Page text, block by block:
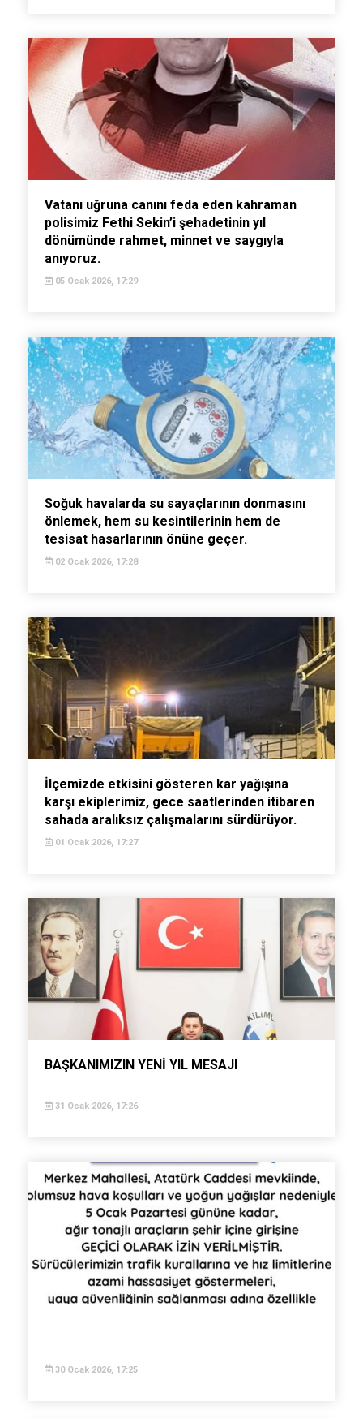
Vatanı uğruna canını feda eden kahraman
polisimiz Fethi Sekin’i şehadetinin yıl
dönümünde rahmet, minnet ve saygıyla
anıyoruz.
05 Ocak 2026, 17:29
Soğuk havalarda su sayaçlarının donmasını
önlemek, hem su kesintilerinin hem de
tesisat hasarlarının önüne geçer.
02 Ocak 2026, 17:28
İlçemizde etkisini gösteren kar yağışına
karşı ekiplerimiz, gece saatlerinden itibaren
sahada aralıksız çalışmalarını sürdürüyor.
01 Ocak 2026, 17:27
BAŞKANIMIZIN YENİ YIL MESAJI
31 Ocak 2026, 17:26
30 Ocak 2026, 17:25